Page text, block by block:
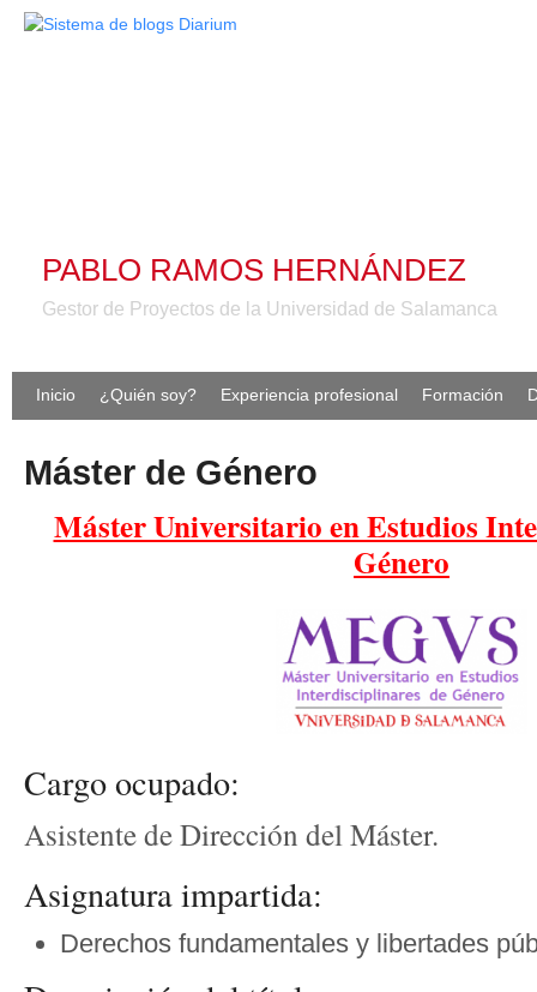
PABLO RAMOS HERNÁNDEZ
Gestor de Proyectos de la Universidad de Salamanca
Inicio ¿Quién soy? Experiencia profesional Formación
Máster de Género
Máster Universitario en Estudios
Género
Cargo ocupado:
Asistente de Dirección del Máster.
Asignatura impartida:
Derechos fundamentales y libertades